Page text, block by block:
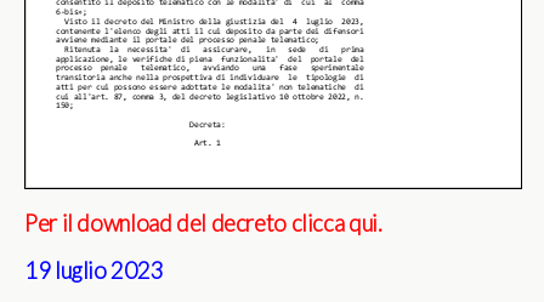
Per il download del decreto clicca qui.
19 luglio 2023